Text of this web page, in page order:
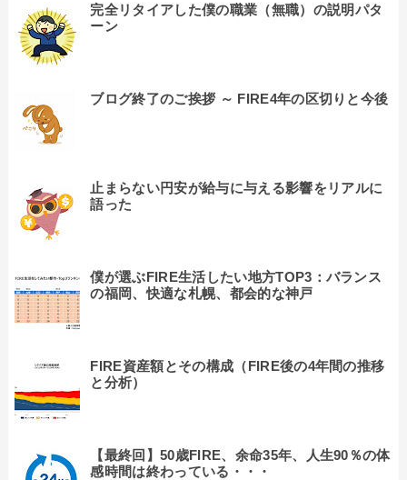
完全リタイアした僕の職業（無職）の説明パタ
ーン
ブログ終了のご挨拶 ～ FIRE4年の区切りと今後
止まらない円安が給与に与える影響をリアルに
語った
僕が選ぶFIRE生活したい地方TOP3：バランス
の福岡、快適な札幌、都会的な神戸
FIRE資産額とその構成（FIRE後の4年間の推移
と分析）
【最終回】50歳FIRE、余命35年、人生90％の体
感時間は終わっている・・・